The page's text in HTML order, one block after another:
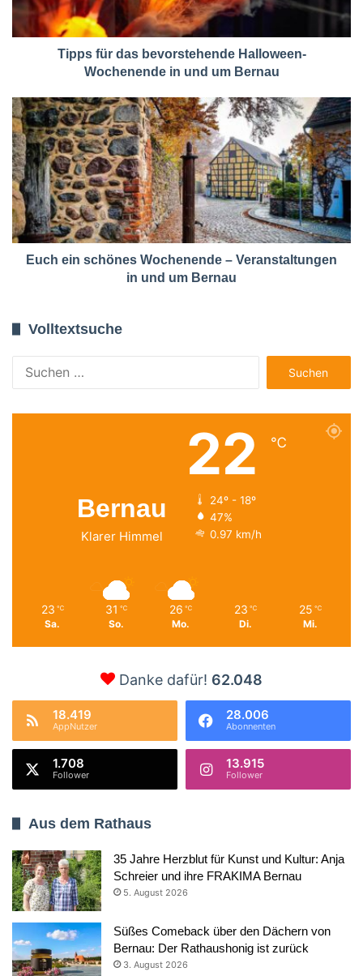
Tipps für das bevorstehende Halloween-
Wochenende in und um Bernau
Euch ein schönes Wochenende – Veranstaltungen
in und um Bernau
Volltextsuche
nach:
Bernau
Klarer Himmel
22 ℃
24º - 18º
47%
0.97 km/h
23 ℃
Sa.
31 ℃
So.
26 ℃
Mo.
23 ℃
Di.
25 ℃
Mi.
Danke dafür! 62.048
18.419
AppNutzer
28.006
Abonnenten
1.708
Follower
13.915
Follower
Aus dem Rathaus
35 Jahre Herzblut für Kunst und Kultur: Anja
Schreier und ihre FRAKIMA Bernau
5. August 2026
Süßes Comeback über den Dächern von
Bernau: Der Rathaushonig ist zurück
3. August 2026